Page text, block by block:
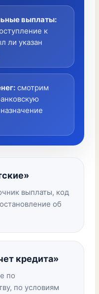
выплаты:
к
ли указан
: смотрим
выплаты, код
об
кредита»
по
по условиям